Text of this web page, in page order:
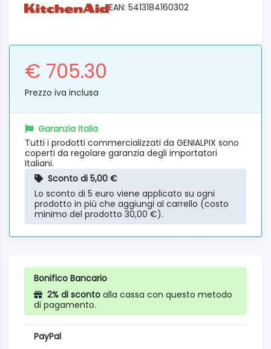
EAN: 5413184160302
€ 705.30
Prezzo iva inclusa
Garanzia Italia
Tutti i prodotti commercializzati da GENIALPIX sono
coperti da regolare garanzia degli importatori
Italiani.
Sconto di 5,00 €
Lo sconto di 5 euro viene applicato su ogni
prodotto in più che aggiungi al carrello (costo
minimo del prodotto 30,00 €).
Bonifico Bancario
2% di sconto alla cassa con questo metodo
di pagamento.
PayPal